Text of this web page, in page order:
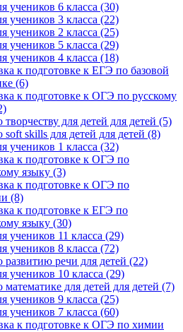
учеников 6 класса (30)
учеников 3 класса (22)
учеников 2 класса (25)
учеников 5 класса (29)
учеников 4 класса (18)
к подготовке к ЕГЭ по базовой
(6)
к подготовке к ОГЭ по русскому
для детей для детей (5)
skills для детей для детей (8)
учеников 1 класса (32)
к подготовке к ОГЭ по
языку (3)
к подготовке к ОГЭ по
(8)
к подготовке к ЕГЭ по
языку (30)
учеников 11 класса (29)
учеников 8 класса (72)
развитию речи для детей (22)
учеников 10 класса (29)
для детей для детей (7)
учеников 9 класса (25)
учеников 7 класса (60)
к подготовке к ОГЭ по химии